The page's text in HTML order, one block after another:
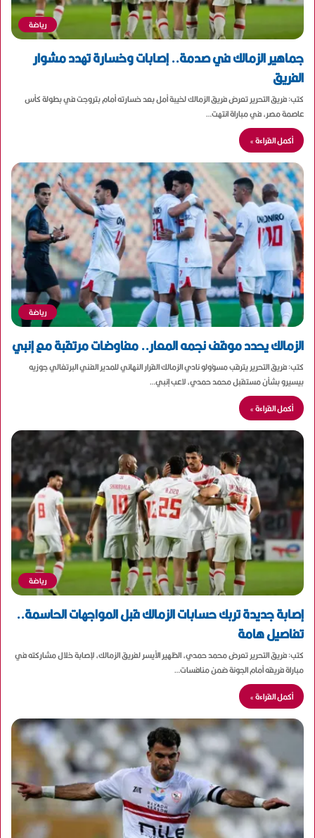
رياضة
جماهير الزمالك في صدمة.. إصابات وخسارة تهدد مشوار
الفريق
كتب: فريق التحرير تعرض فريق الزمالك لخيبة أمل بعد خسارته أمام بتروجت في بطولة كأس
عاصمة مصر، في مباراة انتهت…
أكمل القراءة »
رياضة
الزمالك يحدد موقف نجمه المعار.. مفاوضات مرتقبة مع إنبي
كتب: فريق التحرير يترقب مسؤولو نادي الزمالك القرار النهائي للمدير الفني البرتغالي جوزيه
بيسيرو بشأن مستقبل محمد حمدي، لاعب إنبي…
أكمل القراءة »
رياضة
إصابة جديدة تربك حسابات الزمالك قبل المواجهات الحاسمة..
تفاصيل هامة
كتب: فريق التحرير تعرض محمد حمدي، الظهير الأيسر لفريق الزمالك، لإصابة خلال مشاركته في
مباراة فريقه أمام الجونة ضمن منافسات…
أكمل القراءة »